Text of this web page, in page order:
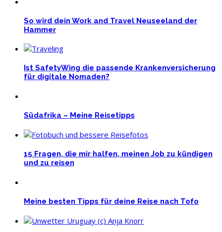
So wird dein Work and Travel Neuseeland der
Hammer
Ist SafetyWing die passende Krankenversicherung
für digitale Nomaden?
Südafrika – Meine Reisetipps
15 Fragen, die mir halfen, meinen Job zu kündigen
und zu reisen
Meine besten Tipps für deine Reise nach Tofo